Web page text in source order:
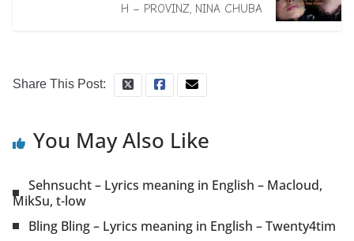
H – PROVINZ, NINA CHUBA
Share This Post:
You May Also Like
Sehnsucht – Lyrics meaning in English – Macloud,
MikSu, t-low
Bling Bling – Lyrics meaning in English – Twenty4tim